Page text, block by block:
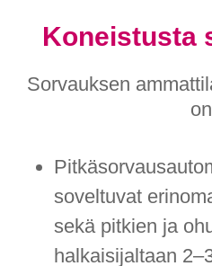
Koneistusta
Sorvauksen
on
soveltuvat
sekä pitkien ja
halkaisijaltaan